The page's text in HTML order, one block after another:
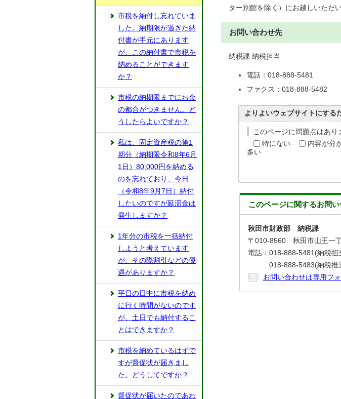
ター別館を除く）にお越しいただ
お問い合わせ先
納税課 納税担当
電話：018-888-5481
ファクス：018-888-5482
よりよいウェブサイトにする
このページに問題点はあり
特にない
内容が分
多い
このページに関するお問
秋田市財政部 納税課
〒010-8560 秋田市山王一
電話：018-888-5481(納税担
018-888-5483(納税推進
お問い合わせは専用フ
市税を納付し忘れていま
した。納期限が過ぎた納
付書が手元にあります
が、この納付書で市税を
納めることができます
か？
市税の納期限までにお金
の都合がつきません。ど
うしたらよいですか？
私は、固定資産税の第1
期分（納期限令和8年6月
1日）80,000円を納める
のを忘れており、今日
（令和8年9月7日）納付
したいのですが延滞金は
発生しますか？
1年分の市税を一括納付
しようと考えています
が、その際割引などの優
遇がありますか？
平日の日中に市税を納め
に行く時間がないのです
が、土日でも納付するこ
とはできますか？
市税を納めているはずで
すが督促状が届きまし
た。どうしてですか？
督促状が届いたのであわ